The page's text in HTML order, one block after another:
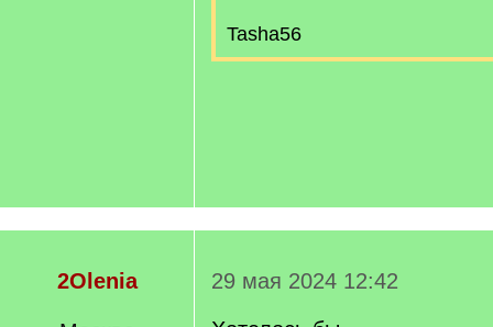
Tasha56
2Olenia
29 мая 2024 12:42